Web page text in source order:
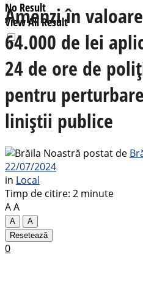
No Result
View All Result
Amenzi în
64.000 de lei
24 de ore de
pentru
liniștii publice
postat de
22/07/2024
in Local
Timp de citire: 2 minute
AA
A
A
Resetează
0